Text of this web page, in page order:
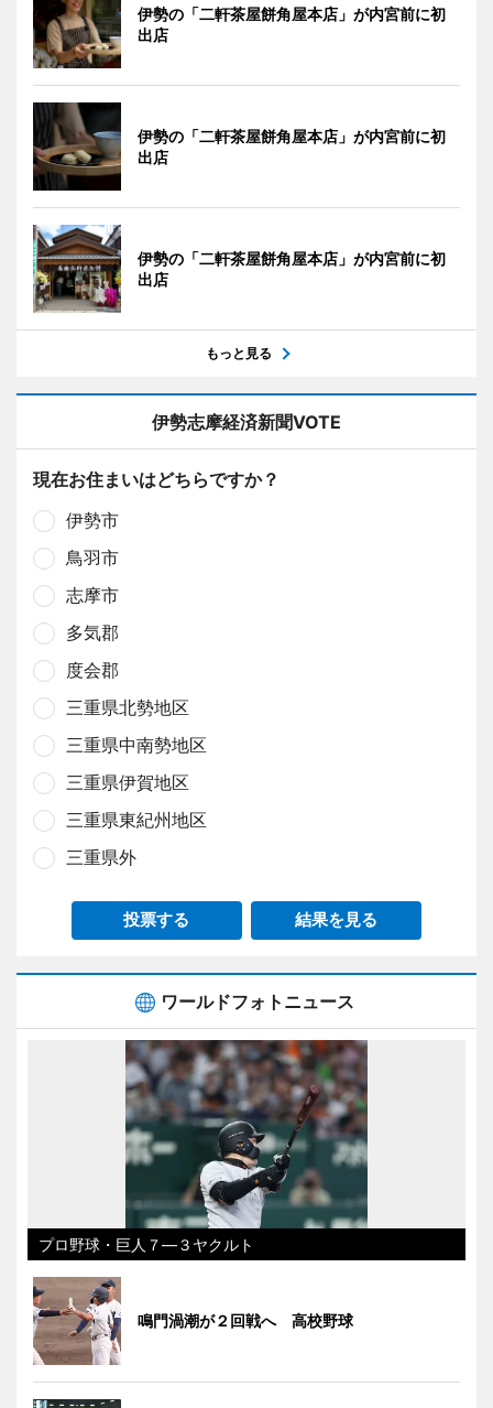
伊勢の「二軒茶屋餅角屋本店」が内宮前に初
出店
伊勢の「二軒茶屋餅角屋本店」が内宮前に初
出店
伊勢の「二軒茶屋餅角屋本店」が内宮前に初
出店
もっと見る
伊勢志摩経済新聞VOTE
現在お住まいはどちらですか？
伊勢市
鳥羽市
志摩市
多気郡
度会郡
三重県北勢地区
三重県中南勢地区
三重県伊賀地区
三重県東紀州地区
三重県外
投票する 結果を見る
ワールドフォトニュース
プロ野球・巨人７―３ヤクルト
鳴門渦潮が２回戦へ 高校野球